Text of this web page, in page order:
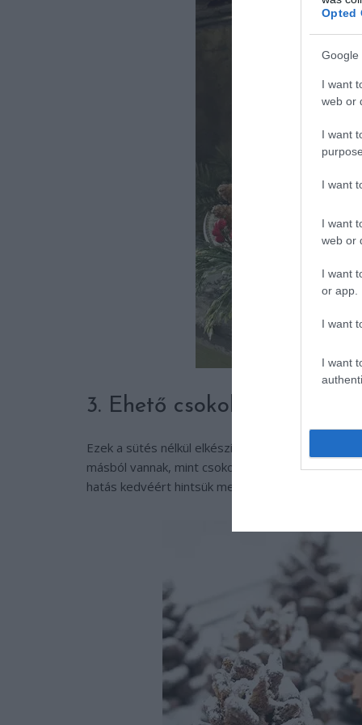
Opted
Google
I want
web or
I want
I want
I want
web or
I want
or app.
I want
I want
3. Ehető csokoládés tobozok
Ezek a sütés nélkül elkészíthető ehető tobozok
másból vannak, mint csokoládés
hatás kedvéért hintsük meg porcukorral vagy